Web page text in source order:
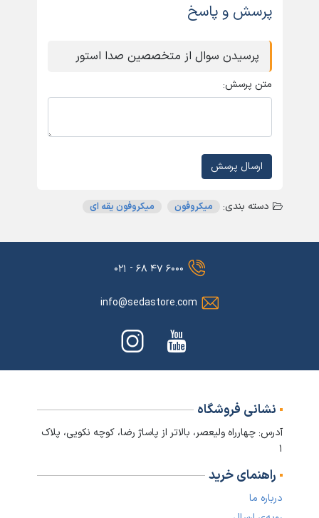
پرسش و پاسخ
پرسیدن سوال از متخصصین صدا استور
متن پرسش:
ارسال پرسش
دسته بندی: میکروفون میکروفون یقه ای
۶۰۰۰ ۴۷ ۶۸ - ۰۲۱
info@sedastore.com
نشانی فروشگاه
آدرس: چهارراه ولیعصر، بالاتر از پاساژ رضا، کوچه نکویی، پلاک
۱
راهنمای خرید
درباره ما